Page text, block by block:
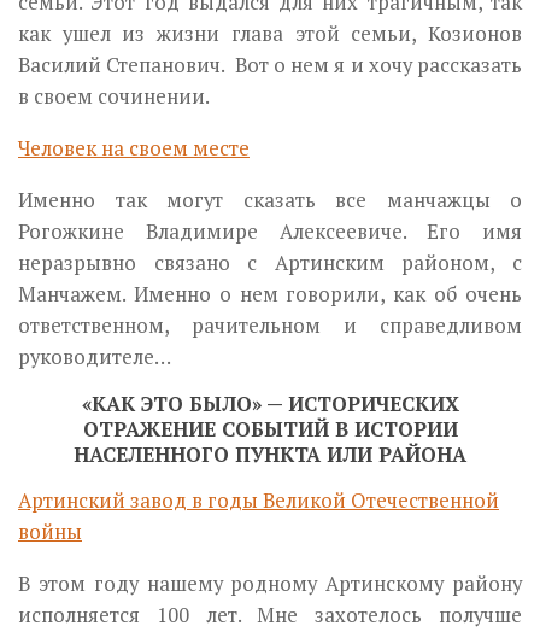
как ушел из жизни глава этой семьи, Козионов
Василий Степанович. Вот о нем я и хочу рассказать
в своем сочинении.
Человек на своем месте
Именно так могут сказать все манчажцы о
Рогожкине Владимире Алексеевиче. Его имя
неразрывно связано с Артинским районом, с
Манчажем. Именно о нем говорили, как об очень
ответственном, рачительном и справедливом
руководителе…
«КАК ЭТО БЫЛО» — ИСТОРИЧЕСКИХ
ОТРАЖЕНИЕ СОБЫТИЙ В ИСТОРИИ
НАСЕЛЕННОГО ПУНКТА ИЛИ РАЙОНА
Артинский завод в годы Великой Отечественной
войны
В этом году нашему родному Артинскому району
исполняется 100 лет. Мне захотелось получше